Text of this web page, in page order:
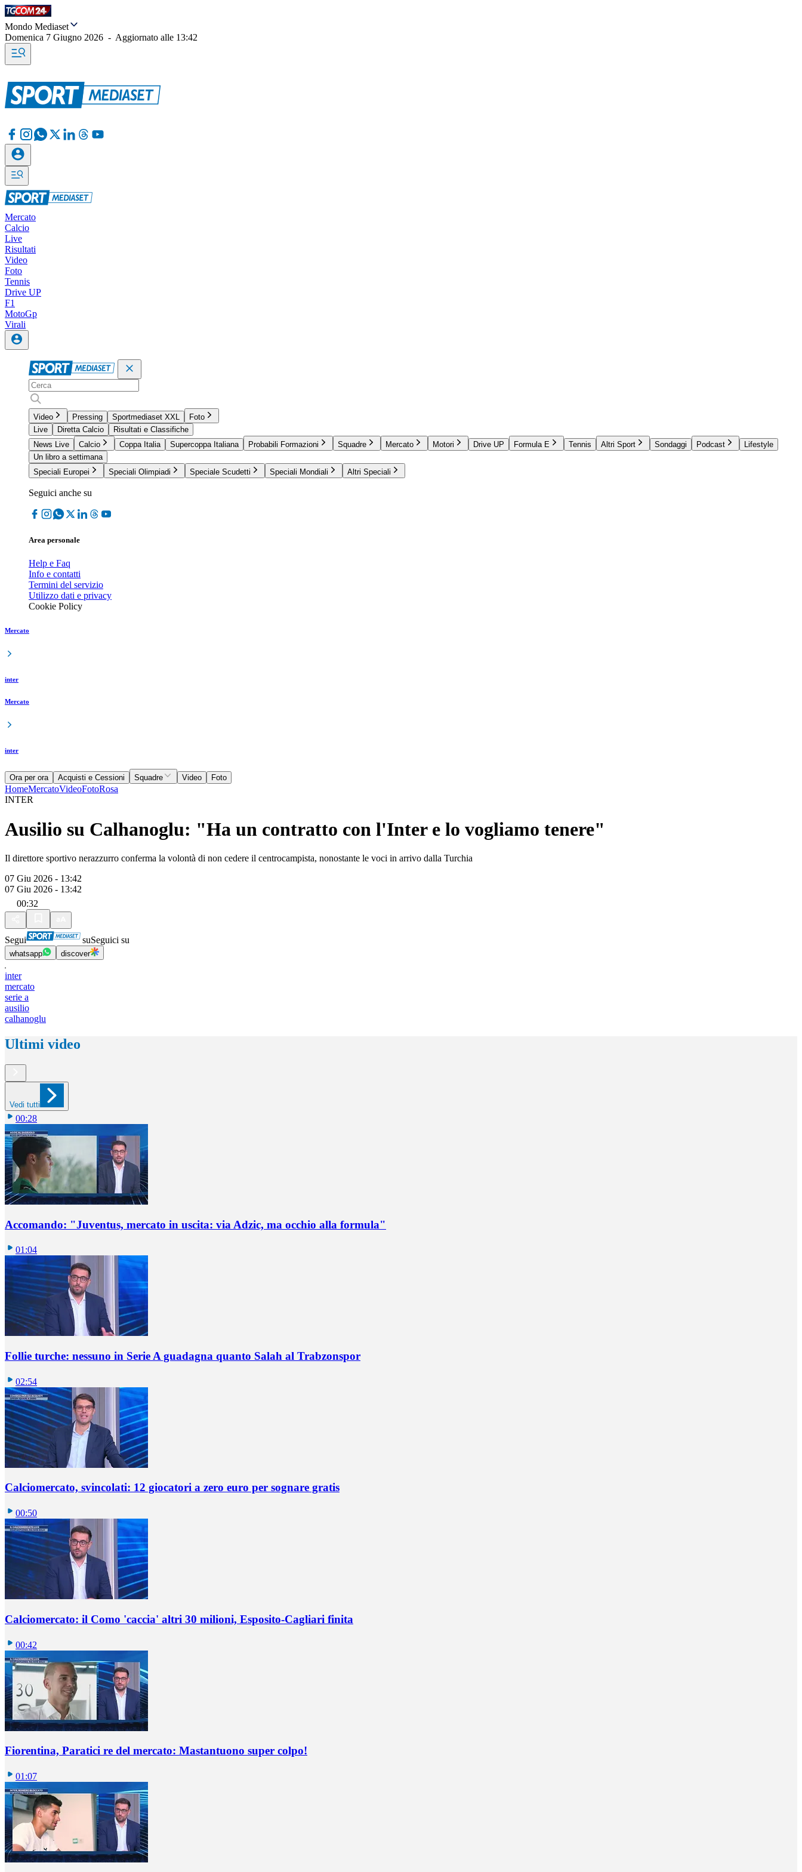
Mondo Mediaset
Domenica 7 Giugno 2026 - Aggiornato alle 13:42
Mercato
Calcio
Live
Risultati
Video
Foto
Tennis
Drive UP
F1
MotoGp
Virali
Video Pressing Sportmediaset XXL
Foto
Live
Diretta Calcio
Risultati e Classifiche
News Live
Calcio Coppa Italia Supercoppa Italiana Probabili Formazioni Squadre Mercato Motori Drive UP Formula E Tennis Altri Sport Sondaggi Podcast
Lifestyle
Un libro a settimana
Speciali Europei
Speciali Olimpiadi Speciale Scudetti Speciali Mondiali Altri Speciali
Seguici anche su
Area personale
Help e Faq
Info e contatti
Termini del servizio
Utilizzo dati e privacy
Cookie Policy
Mercato
inter
Mercato
inter
Ora per ora Acquisti e Cessioni Squadre Video Foto
HomeMercatoVideoFotoRosa
INTER
Ausilio su Calhanoglu: "Ha un contratto con l'Inter e lo vogliamo tenere"
Il direttore sportivo nerazzurro conferma la volontà di non cedere il centrocampista, nonostante le voci in arrivo dalla Turchia
07 Giu 2026 - 13:42
07 Giu 2026 - 13:42
00:32
Segui suSeguici su
whatsapp discover
inter
mercato
serie a
ausilio
calhanoglu
Ultimi video
Vedi tutti
00:28
Accomando: "Juventus, mercato in uscita: via Adzic, ma occhio alla formula"
01:04
Follie turche: nessuno in Serie A guadagna quanto Salah al Trabzonspor
02:54
Calciomercato, svincolati: 12 giocatori a zero euro per sognare gratis
00:50
Calciomercato: il Como 'caccia' altri 30 milioni, Esposito-Cagliari finita
00:42
Fiorentina, Paratici re del mercato: Mastantuono super colpo!
01:07